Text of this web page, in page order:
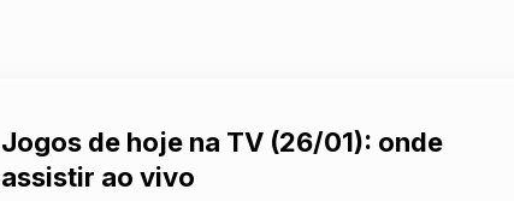
Jogos de hoje na TV (26/01): onde
assistir ao vivo